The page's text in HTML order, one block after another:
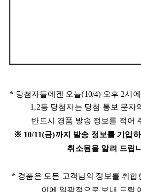
* 당첨자들에겐 오늘(10/4) 오후 2시
1,2등 당첨자는 당첨 통보 문자
반드시 경품 발송 정보를 적어
※ 10/11(금)까지 발송 정보를 기입
취소됨을 알려 드립
* 경품은 모든 고객님의 정보를 취합
이에 일괄적으로 보내 드릴